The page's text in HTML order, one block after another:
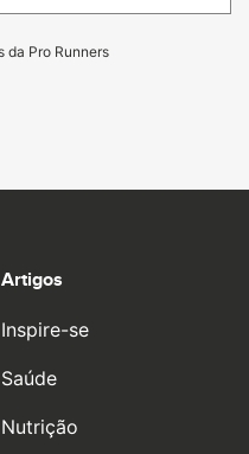
da Pro Runners
Artigos
Inspire-se
Saúde
Nutrição